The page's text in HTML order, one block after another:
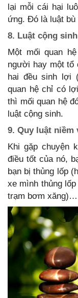
lại mỗi cái hại
ứng. Đó là luật bù
8. Luật cộng sinh
Một mối quan
người hay một tổ
hai đều sinh lợi
quan hệ chỉ có
thì mối quan hệ
luật cộng sinh.
9. Quy luật niềm
Khi gặp chuyện
điều tốt của nó,
bạn bị thủng lốp
xe mình thủng
trạm bơm xăng)…